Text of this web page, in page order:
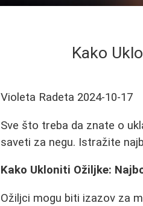
Kako
Violeta Radeta 2024-10-17
Sve što treba da znate o
saveti za negu. Istražite
Kako Ukloniti Ožiljke:
Ožiljci mogu biti izazov za